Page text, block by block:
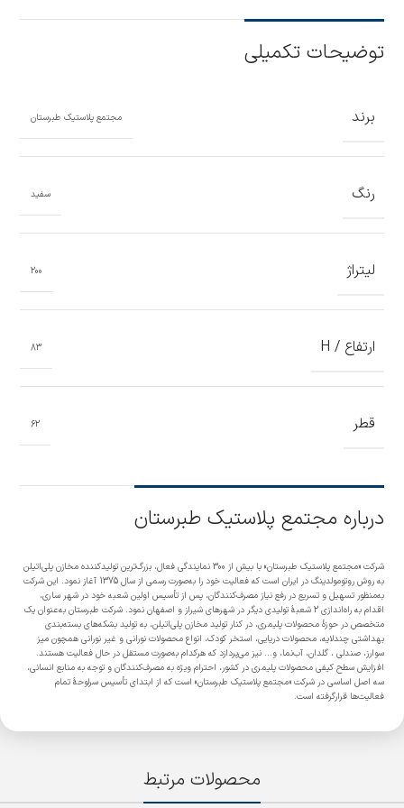
توضیحات تکمیلی
برند مجتمع پلاستیک طبرستان
رنگ سفید
لیتراژ 200
ارتفاع / H 83
قطر 62
درباره مجتمع پلاستیک طبرستان
شرکت «مجتمع پلاستیک طبرستان» با بیش از 300 نمایندگی فعال، بزرگ‌ترین تولیدکننده مخازن پلی‌اتیلن
به روش روتومولدینگ در ایران است که فعالیت خود را به‌صورت رسمی از سال 1375 آغاز نمود. این شرکت
به‌منظور تسهیل و تسریع در رفع نیاز مصرف‌کنندگان، پس از تأسیس اولین شعبه خود در شهر ساری،
اقدام به راه‌اندازی 2 شعبۀ تولیدی دیگر در شهرهای شیراز و اصفهان نمود. شرکت طبرستان به‌عنوان یک
متخصص در حوزۀ محصولات پلیمری، در کنار تولید مخازن پلی‌اتیلن، به تولید بشکه‌های بسته‌بندی
بهداشتی چندلایه، محصولات دریایی، استخر کودک، انواع محصولات نورانی و غیر نورانی همچون میز
سوارز، صندلی ، گلدان، آب‌نما، و... نیز می‌پردازد که هرکدام به‌صورت مستقل در حال فعالیت هستند.
افزایش سطح کیفی محصولات پلیمری در کشور، احترام ویژه به مصرف‌کنندگان و توجه به منابع انسانی،
سه اصل اساسی در شرکت «مجتمع پلاستیک طبرستان» است که از ابتدای تأسیس سرلوحۀ تمام
فعالیت‌ها قرارگرفته است.
محصولات مرتبط